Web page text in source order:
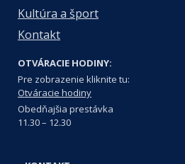
Kultúra a šport
Kontakt
OTVÁRACIE HODINY:
Pre zobrazenie kliknite tu:
Otváracie hodiny
Obedňajšia prestávka
11.30 – 12.30